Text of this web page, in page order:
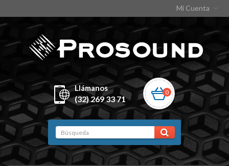
Mi Cuenta
Llámanos
(32) 269 33 71
0